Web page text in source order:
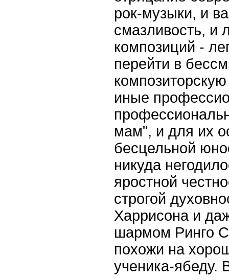
рок-музыки, и
смазливость, и
композиций -
перейти в
иные
мам", и для их
бесцельной
никуда
яростной
строгой
Харрисона и
шармом Ринго
похожи на
ученика-ябеду.